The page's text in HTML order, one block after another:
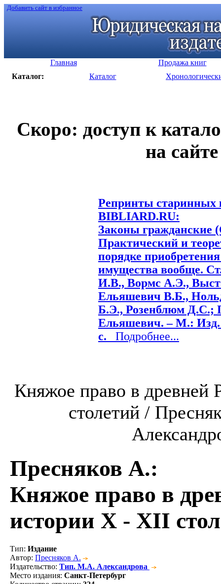
Добавить сайт в избранное
Главная
Продажа книг
Каталог:
Каталог
Скоро: доступ к
на
Репринты старинных
BIBLIARD.RU:
Законы гражданские
Практический и
порядке
имущества вообще.
И.В., Вормс А.Э.,
Ельяшевич В.Б.,
Б.Э., Розенблюм Д.С.;
Ельяшевич. – М.: Изд.
с. Подробнее...
Княжое право в
столетий /
Пресняков А.:
Княжое право в
истории X - XII
Тип: Издание
Автор: Пресняков А.
Издательство: Тип. М.А. Александрова
Место издания: Санкт-Петербург